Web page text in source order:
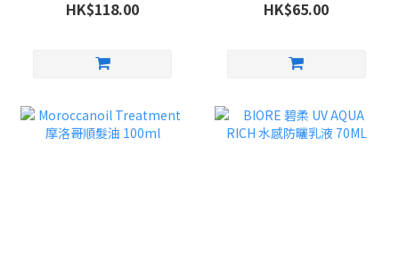
HK$118.00 HK$65.00